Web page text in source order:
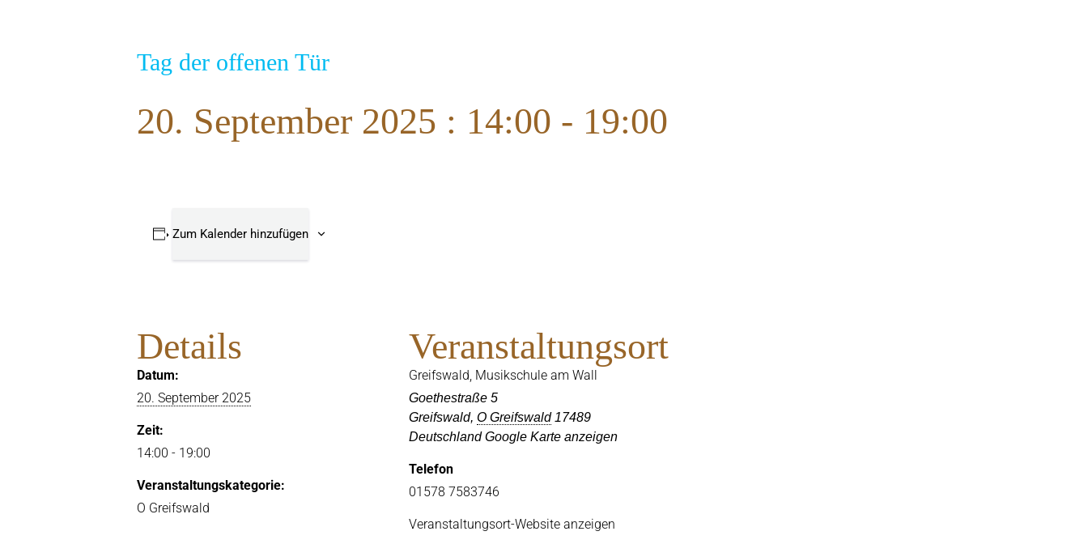
Tag der offenen Tür
20. September 2025 : 14:00 - 19:00
Zum Kalender hinzufügen
Details
Datum:
20. September 2025
Zeit:
14:00 - 19:00
Veranstaltungskategorie:
O Greifswald
Veranstaltungsort
Greifswald, Musikschule am Wall
Goethestraße 5
Greifswald, O Greifswald 17489
Deutschland Google Karte anzeigen
Telefon
01578 7583746
Veranstaltungsort-Website anzeigen